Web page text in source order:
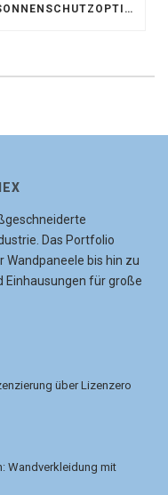
AKUSTIKSEGEL: AKUSTIK- UND SONNENSCHUTZOPTIMIERUNG IM ATRIUM DER UNIVERSITÄT BONN
Das Portfolio
bis hin zu
Einhausungen für große
über Lizenzero
Wandverkleidung mit